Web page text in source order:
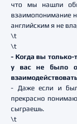
что мы нашли
взаимопонимание
английским я не
\t
\t
- Когда вы только-
у вас не было
- Даже если и
прекрасно
сыграешь.
\t